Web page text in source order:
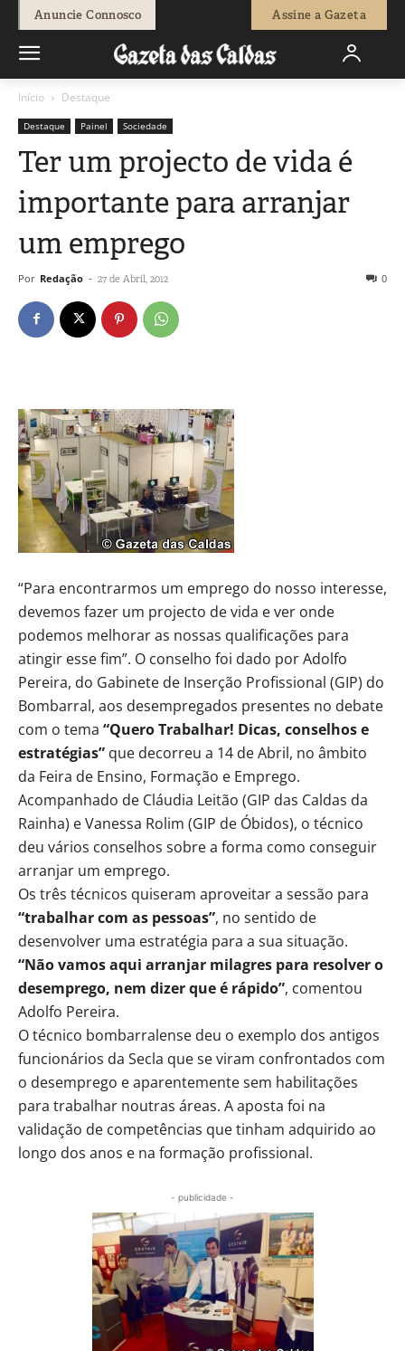
Anuncie Connosco Assine a Gazeta
Início Destaque
Destaque Painel Sociedade
Ter um projecto de vida é
importante para arranjar
um emprego
Por Redação - 27 de Abril, 2012 0
“Para encontrarmos um emprego do nosso interesse,
devemos fazer um projecto de vida e ver onde
podemos melhorar as nossas qualificações para
atingir esse fim”. O conselho foi dado por Adolfo
Pereira, do Gabinete de Inserção Profissional (GIP) do
Bombarral, aos desempregados presentes no debate
com o tema “Quero Trabalhar! Dicas, conselhos e
estratégias” que decorreu a 14 de Abril, no âmbito
da Feira de Ensino, Formação e Emprego.
Acompanhado de Cláudia Leitão (GIP das Caldas da
Rainha) e Vanessa Rolim (GIP de Óbidos), o técnico
deu vários conselhos sobre a forma como conseguir
arranjar um emprego.
Os três técnicos quiseram aproveitar a sessão para
“trabalhar com as pessoas”, no sentido de
desenvolver uma estratégia para a sua situação.
“Não vamos aqui arranjar milagres para resolver o
desemprego, nem dizer que é rápido”, comentou
Adolfo Pereira.
O técnico bombarralense deu o exemplo dos antigos
funcionários da Secla que se viram confrontados com
o desemprego e aparentemente sem habilitações
para trabalhar noutras áreas. A aposta foi na
validação de competências que tinham adquirido ao
longo dos anos e na formação profissional.
- publicidade -